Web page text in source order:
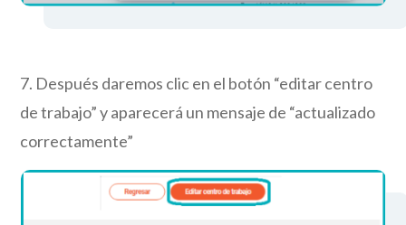
7. Después daremos clic en el botón “editar centro
de trabajo” y aparecerá un mensaje de “actualizado
correctamente”